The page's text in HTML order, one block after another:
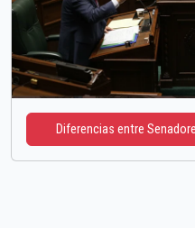
Diferencias entre